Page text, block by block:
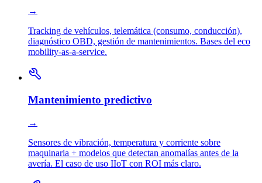
→
Tracking de vehículos, telemática (consumo, conducción),
diagnóstico OBD, gestión de mantenimientos. Bases del eco
mobility-as-a-service.
Mantenimiento predictivo
→
Sensores de vibración, temperatura y corriente sobre
maquinaria + modelos que detectan anomalías antes de la
avería. El caso de uso IIoT con ROI más claro.